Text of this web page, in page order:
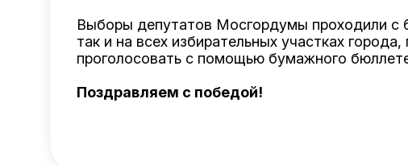
Выборы депутатов Мосгордумы проходили с
так и на всех избирательных участках
проголосовать с помощью бумажного
Поздравляем с победой!